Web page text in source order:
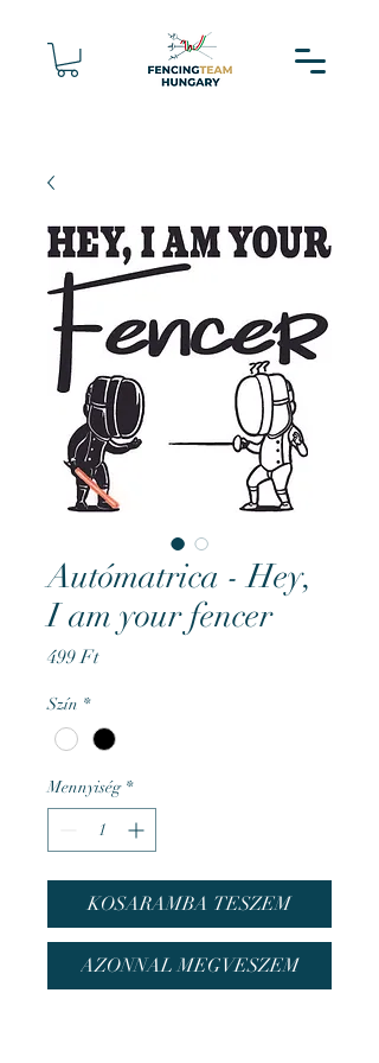
Autómatrica - Hey,
I am your fencer
499 FtÁr
Szín *
Mennyiség *
KOSARAMBA TESZEM
AZONNAL MEGVESZEM